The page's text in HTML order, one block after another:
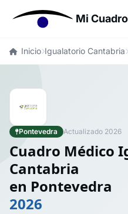
Mi
Inicio Igualatorio Cantabria
Pontevedra Actualizado 2026
Cuadro Médico
Cantabria
en Pontevedra
2026